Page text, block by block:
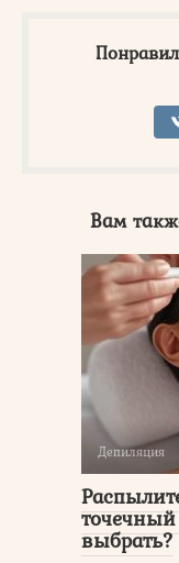
Вам
Депиляция
выбрать?